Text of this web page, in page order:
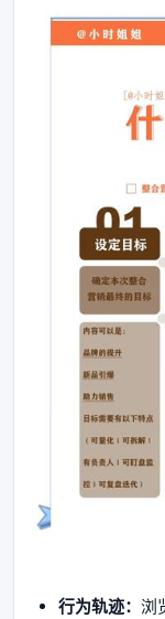
行为轨迹： 浏